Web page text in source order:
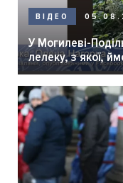
ВІДЕО
У Могилеві-
лелеку, з якої,